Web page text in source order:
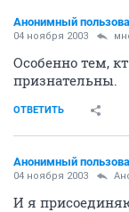
Анонимный
04 ноября 2003
Особенно тем,
признательны.
ОТВЕТИТЬ
Анонимный
04 ноября 2003
И я